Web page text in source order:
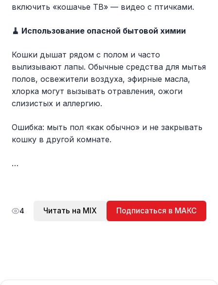
включить «кошачье ТВ» — видео с птичками.
🧹 Использование опасной бытовой химии
Кошки дышат рядом с полом и часто
вылизывают лапы. Обычные средства для мытья
полов, освежители воздуха, эфирные масла,
хлорка могут вызывать отравления, ожоги
слизистых и аллергию.
Ошибка: мыть пол «как обычно» и не закрывать
кошку в другой комнате.
…
4 Читать на MIX Подписаться в МАКС